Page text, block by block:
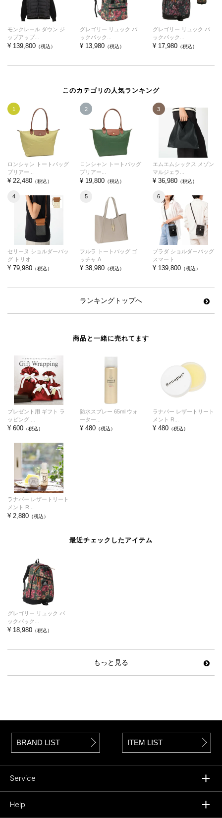
モンクレール ダウン ジ
ップアップ...
¥ 139,800 （税込）
グレゴリー リュック バ
ックパック...
¥ 13,980 （税込）
グレゴリー リュック バ
ックパック...
¥ 17,980（税込）
このカテゴリの人気ランキング
1
ロンシャン トートバッグ
プリアー...
¥ 22,480 （税込）
2
ロンシャン トートバッグ
プリアー...
¥ 19,800 （税込）
3
エムエムシックス メゾン
マルジェラ...
¥ 36,980（税込）
4
セリーヌ ショルダーバッ
グ トリオ...
¥ 79,980 （税込）
5
フルラ トートバッグ ゴ
ッチャ A...
¥ 38,980 （税込）
6
プラダ ショルダーバッグ
スマート...
¥ 139,800（税込）
ランキングトップへ
商品と一緒に売れてます
プレゼント用 ギフト ラ
ッピング ...
¥ 600 （税込）
防水スプレー 65ml ウォ
ーター...
¥ 480 （税込）
ラナパー レザートリート
メント R...
¥ 480（税込）
ラナパー レザートリート
メント R...
¥ 2,880 （税込）
最近チェックしたアイテム
グレゴリー リュック バ
ックパック...
¥ 18,980 （税込）
もっと見る
BRAND LIST ITEM LIST
Service
Help